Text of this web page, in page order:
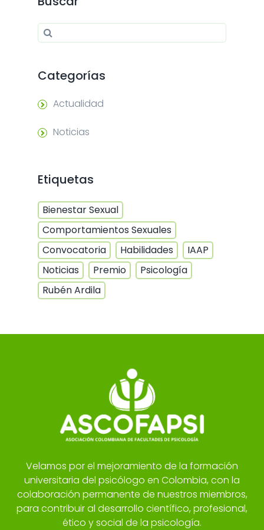
Search for:
Categorías
Actualidad
Noticias
Etiquetas
Bienestar Sexual
Comportamientos Sexuales
Convocatoria
Habilidades
IAAP
Noticias
Premio
Psicología
Rubén Ardila
Velamos por el mejoramiento de la formación
universitaria del psicólogo en Colombia, con la
colaboración permanente de nuestros miembros,
para contribuir al desarrollo científico, profesional,
ético y social de la psicología.